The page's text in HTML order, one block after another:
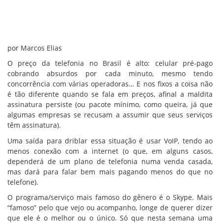
por Marcos Elias
O preço da telefonia no Brasil é alto: celular pré-pago
cobrando absurdos por cada minuto, mesmo tendo
concorrência com várias operadoras… E nos fixos a coisa não
é tão diferente quando se fala em preços, afinal a maldita
assinatura persiste (ou pacote mínimo, como queira, já que
algumas empresas se recusam a assumir que seus serviços
têm assinatura).
Uma saída para driblar essa situação é usar VoIP, tendo ao
menos conexão com a internet (o que, em alguns casos,
dependerá de um plano de telefonia numa venda casada,
mas dará para falar bem mais pagando menos do que no
telefone).
O programa/serviço mais famoso do gênero é o Skype. Mais
“famoso” pelo que vejo ou acompanho, longe de querer dizer
que ele é o melhor ou o único. Só que nesta semana uma